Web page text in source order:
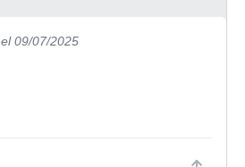
el 09/07/2025